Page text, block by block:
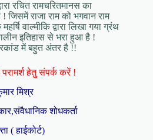
रचित रामचरितमानस का
राजा राम को भगवान राम
वाल्मीकि द्वारा लिखा गया ग्रंथ
इतिहास से भरा हुआ है !
में बहुत अंतर है !!
हेतु संपर्क करें !
मिश्र
शोधकर्ता
( हाईकोर्ट)